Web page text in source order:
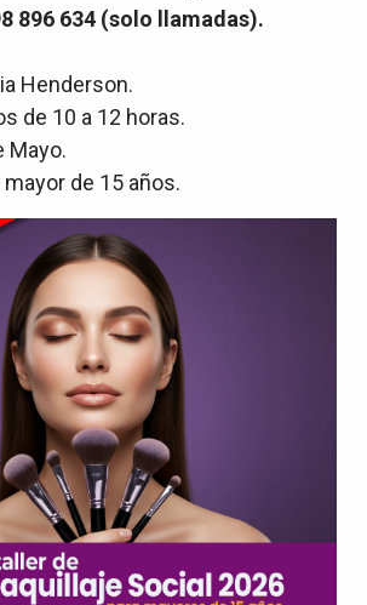
896 634 (solo llamadas).
Henderson.
de 10 a 12 horas.
Mayo.
de 15 años.